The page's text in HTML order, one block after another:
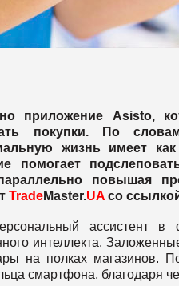
приложение Asisto,
покупки. По
жизнь имеет
помогает
повышая
TradeMaster.UA со
ассистент
интеллекта.
на полках магазинов.
смартфона, благодаря